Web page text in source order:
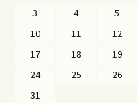
3
4 5
10
11 12
17
18 19
24
25 26
31